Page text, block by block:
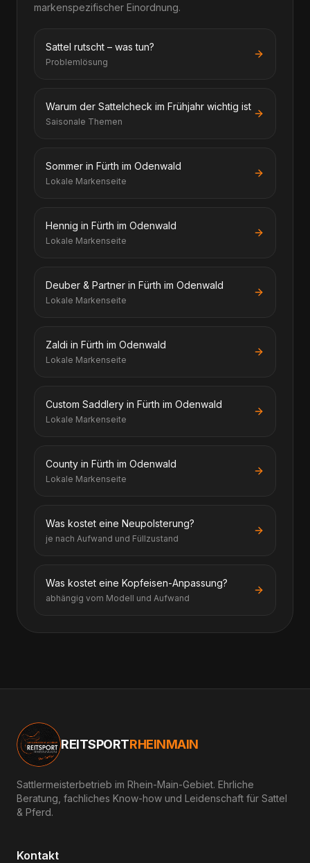
markenspezifischer Einordnung.
Sattel rutscht – was tun?
Problemlösung
Warum der Sattelcheck im Frühjahr wichtig ist
Saisonale Themen
Sommer in Fürth im Odenwald
Lokale Markenseite
Hennig in Fürth im Odenwald
Lokale Markenseite
Deuber & Partner in Fürth im Odenwald
Lokale Markenseite
Zaldi in Fürth im Odenwald
Lokale Markenseite
Custom Saddlery in Fürth im Odenwald
Lokale Markenseite
County in Fürth im Odenwald
Lokale Markenseite
Was kostet eine Neupolsterung?
je nach Aufwand und Füllzustand
Was kostet eine Kopfeisen-Anpassung?
abhängig vom Modell und Aufwand
REITSPORTRHEINMAIN
Sattlermeisterbetrieb im Rhein-Main-Gebiet. Ehrliche
Beratung, fachliches Know-how und Leidenschaft für Sattel
& Pferd.
Kontakt